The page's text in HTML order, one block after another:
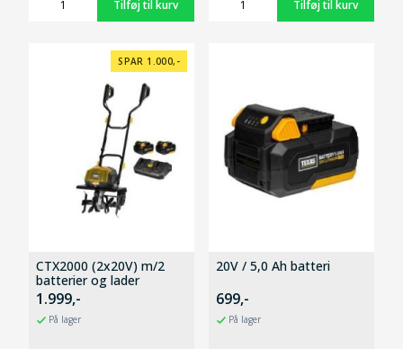
SPAR 1.000,-
CTX2000 (2x20V) m/2
batterier og lader
1.999,-
På lager
20V / 5,0 Ah batteri
699,-
På lager